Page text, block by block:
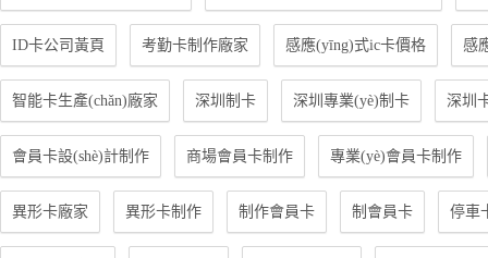
ID卡公司黃頁 考勤卡制作廠家 感應(yīng)式ic卡價格 感
智能卡生產(chǎn)廠家 深圳制卡 深圳專業(yè)制卡 深圳
會員卡設(shè)計制作 商場會員卡制作 專業(yè)會員卡制作
異形卡廠家 異形卡制作 制作會員卡 制會員卡 停車